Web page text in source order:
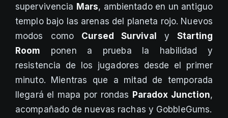
supervivencia Mars, ambientado en un antiguo
templo bajo las arenas del planeta rojo. Nuevos
modos como Cursed Survival yStarting
Room ponen a prueba la habilidad y
resistencia de los jugadores desde el primer
minuto. Mientras que a mitad de temporada
llegará el mapa por rondas Paradox Junction,
acompañado de nuevas rachas y GobbleGums.